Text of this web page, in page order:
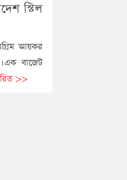
স্টিল
আয়কর
বাজেট
>>